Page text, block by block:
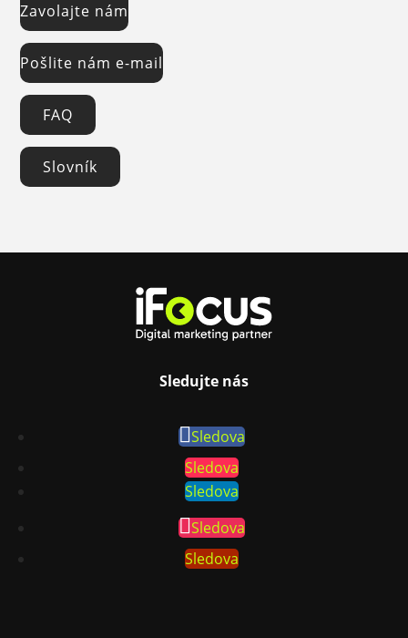
Zavolajte nám
Pošlite nám e-mail
FAQ
Slovník
Sledujte nás
Sledova
Sledova
Sledova
Sledova
Sledova